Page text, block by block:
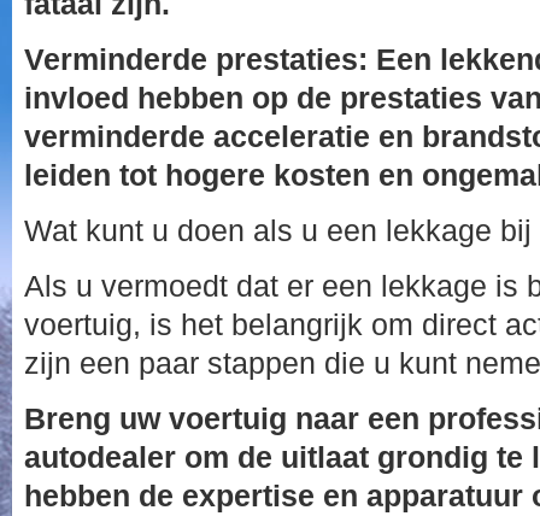
Verminderde prestaties: Een
invloed hebben op de prestaties
verminderde acceleratie en
leiden tot hogere kosten en
Wat kunt u doen als u een lekkage
Als u vermoedt dat er een lekkage is
voertuig, is het belangrijk om direct
zijn een paar stappen die u kunt
Breng uw voertuig naar een
autodealer om de uitlaat grondig te
hebben de expertise en apparatuur